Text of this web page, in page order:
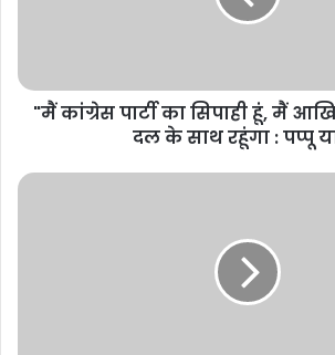
"मैं कांग्रेस पार्टी का सिपाही हूं, मैं
दल के साथ रहूंगा : पप्पू